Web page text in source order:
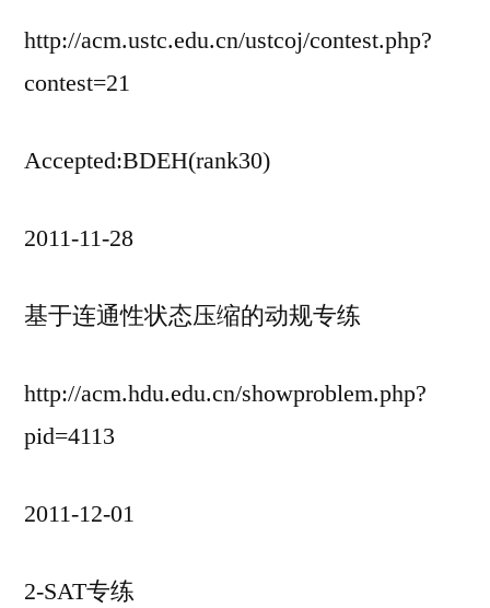
http://acm.ustc.edu.cn/ustcoj/contest.php?
contest=21
Accepted:BDEH(rank30)
2011-11-28
基于连通性状态压缩的动规专练
http://acm.hdu.edu.cn/showproblem.php?
pid=4113
2011-12-01
2-SAT专练